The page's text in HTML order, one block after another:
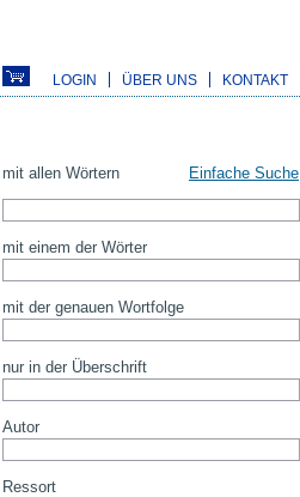
LOGIN ÜBER UNS KONTAKT
mit allen Wörtern Einfache Suche
mit einem der Wörter
mit der genauen Wortfolge
nur in der Überschrift
Autor
Ressort